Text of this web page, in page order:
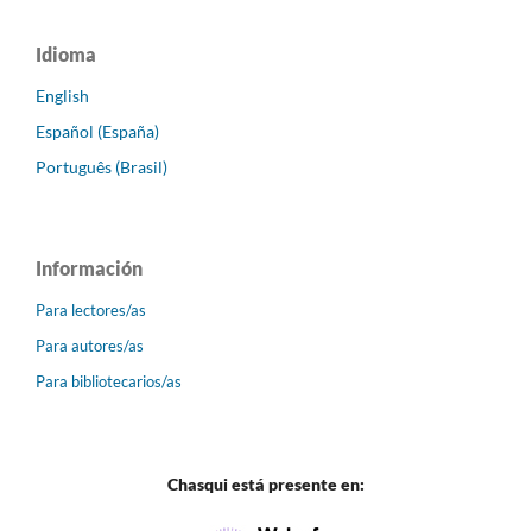
Idioma
English
Español (España)
Português (Brasil)
Información
Para lectores/as
Para autores/as
Para bibliotecarios/as
Chasqui está presente en: